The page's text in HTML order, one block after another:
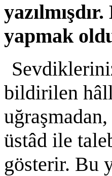
yapmak
bildirilen
uğraşmadan,
üstâd ile
gösterir. Bu